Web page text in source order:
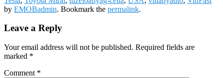
by EMOBadmin. Bookmark the permalink.
Leave a Reply
Your email address will not be published. Required fields are
marked *
Comment *